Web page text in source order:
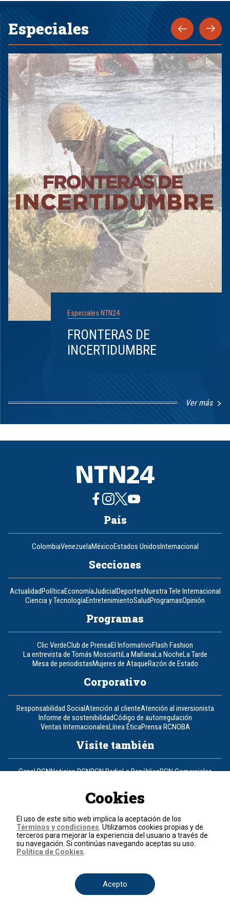
Especiales
Especiales NTN24
FRONTERAS DE
INCERTIDUMBRE
Ver más
8
País
ColombiaVenezuelaMéxicoEstados UnidosInternacional
Secciones
ActualidadPolíticaEconomíaJudicialDeportesNuestra Tele Internacional
Ciencia y TecnologíaEntretenimientoSaludProgramasOpinión
Programas
Clic VerdeClub de PrensaEl InformativoFlash Fashion
La entrevista de Tomás MosciattiLa MañanaLa NocheLa Tarde
Mesa de periodistasMujeres de AtaqueRazón de Estado
Corporativo
Responsabilidad SocialAtención al clienteAtención al inversionista
Informe de sostenibilidadCódigo de autorregulación
Ventas InternacionalesLínea ÉticaPrensa RCNOBA
Visite también
Canal RCNNoticias RCNRCN RadioLa RepúblicaRCN Comerciales
Un producto de RCN Televisión
Contáctenos
Teléfono+57 (601) 426 92 92
Términos y condiciones
© 2026, RCN Medios.
Cookies
El uso de este sitio web implica la aceptación de los
Términos y condiciones . Utilizamos cookies propias y de
terceros para mejorar la experiencia del usuario a través de
su navegación. Si continúas navegando aceptas su uso.
Política de Cookies
Acepto